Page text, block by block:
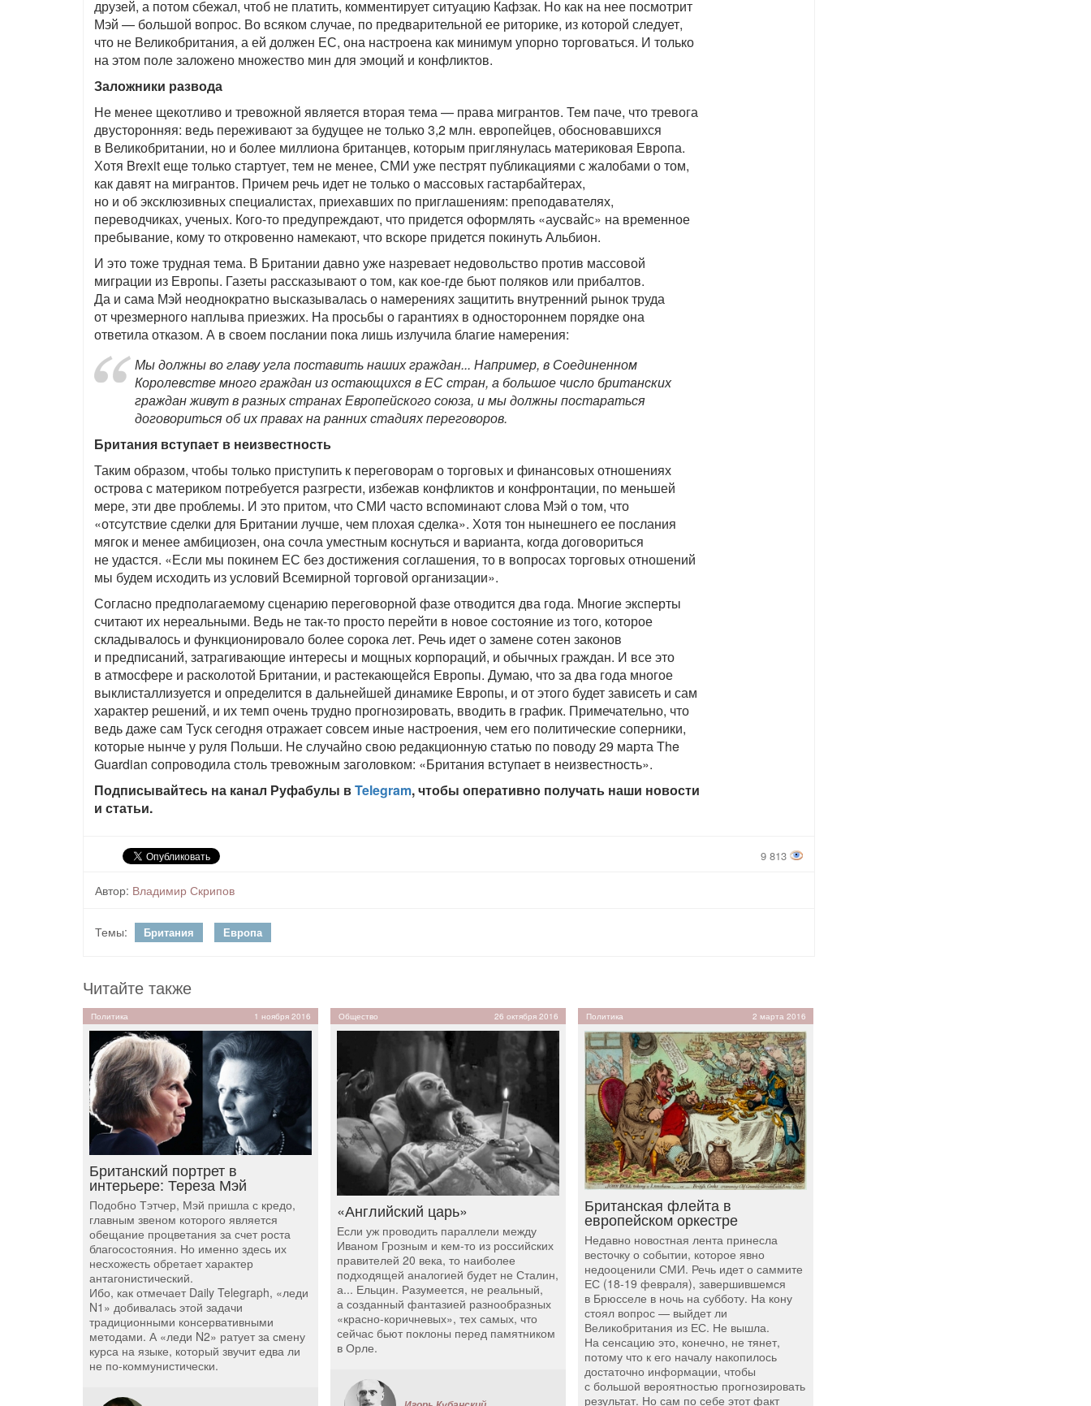
друзей, а потом сбежал, чтоб не платить, комментирует ситуацию Кафзак. Но как на нее посмотрит
Мэй — большой вопрос. Во всяком случае, по предварительной ее риторике, из которой следует,
что не Великобритания, а ей должен ЕС, она настроена как минимум упорно торговаться. И только
на этом поле заложено множество мин для эмоций и конфликтов.
Заложники развода
Не менее щекотливо и тревожной является вторая тема — права мигрантов. Тем паче, что тревога
двусторонняя: ведь переживают за будущее не только 3,2 млн. европейцев, обосновавшихся
в Великобритании, но и более миллиона британцев, которым приглянулась материковая Европа.
Хотя Brexit еще только стартует, тем не менее, СМИ уже пестрят публикациями с жалобами о том,
как давят на мигрантов. Причем речь идет не только о массовых гастарбайтерах,
но и об эксклюзивных специалистах, приехавших по приглашениям: преподавателях,
переводчиках, ученых. Кого-то предупреждают, что придется оформлять «аусвайс» на временное
пребывание, кому то откровенно намекают, что вскоре придется покинуть Альбион.
И это тоже трудная тема. В Британии давно уже назревает недовольство против массовой
миграции из Европы. Газеты рассказывают о том, как кое-где бьют поляков или прибалтов.
Да и сама Мэй неоднократно высказывалась о намерениях защитить внутренний рынок труда
от чрезмерного наплыва приезжих. На просьбы о гарантиях в одностороннем порядке она
ответила отказом. А в своем послании пока лишь излучила благие намерения:
Мы должны во главу угла поставить наших граждан... Например, в Соединенном
Королевстве много граждан из остающихся в ЕС стран, а большое число британских
граждан живут в разных странах Европейского союза, и мы должны постараться
договориться об их правах на ранних стадиях переговоров.
Британия вступает в неизвестность
Таким образом, чтобы только приступить к переговорам о торговых и финансовых отношениях
острова с материком потребуется разгрести, избежав конфликтов и конфронтации, по меньшей
мере, эти две проблемы. И это притом, что СМИ часто вспоминают слова Мэй о том, что
«отсутствие сделки для Британии лучше, чем плохая сделка». Хотя тон нынешнего ее послания
мягок и менее амбициозен, она сочла уместным коснуться и варианта, когда договориться
не удастся. «Если мы покинем ЕС без достижения соглашения, то в вопросах торговых отношений
мы будем исходить из условий Всемирной торговой организации».
Согласно предполагаемому сценарию переговорной фазе отводится два года. Многие эксперты
считают их нереальными. Ведь не так-то просто перейти в новое состояние из того, которое
складывалось и функционировало более сорока лет. Речь идет о замене сотен законов
и предписаний, затрагивающие интересы и мощных корпораций, и обычных граждан. И все это
в атмосфере и расколотой Британии, и растекающейся Европы. Думаю, что за два года многое
выклисталлизуется и определится в дальнейшей динамике Европы, и от этого будет зависеть и сам
характер решений, и их темп очень трудно прогнозировать, вводить в график. Примечательно, что
ведь даже сам Туск сегодня отражает совсем иные настроения, чем его политические соперники,
которые нынче у руля Польши. Не случайно свою редакционную статью по поводу 29 марта The
Guardian сопроводила столь тревожным заголовком: «Британия вступает в неизвестность».
Подписывайтесь на канал Руфабулы вTelegram, чтобы оперативно получать наши новости
и статьи.
9 813
Автор: Владимир Скрипов
Темы: Британия Европа
Читайте также
Политика 1 ноября 2016
Британский портрет в
интерьере: Тереза Мэй
Подобно Тэтчер, Мэй пришла с кредо,
главным звеном которого является
обещание процветания за счет роста
благосостояния. Но именно здесь их
несхожесть обретает характер
антагонистический.
Ибо, как отмечает Daily Telegraph, «леди
N1» добивалась этой задачи
традиционными консервативными
методами. А «леди N2» ратует за смену
курса на языке, который звучит едва ли
не по-коммунистически.
Общество 26 октября 2016
«Английский царь»
Если уж проводить параллели между
Иваном Грозным и кем-то из российских
правителей 20 века, то наиболее
подходящей аналогией будет не Сталин,
а... Ельцин. Разумеется, не реальный,
а созданный фантазией разнообразных
«красно-коричневых», тех самых, что
сейчас бьют поклоны перед памятником
в Орле.
Политика 2 марта 2016
Британская флейта в
европейском оркестре
Недавно новостная лента принесла
весточку о событии, которое явно
недооценили СМИ. Речь идет о саммите
ЕС (18-19 февраля), завершившемся
в Брюсселе в ночь на субботу. На кону
стоял вопрос — выйдет ли
Великобритания из ЕС. Не вышла.
На сенсацию это, конечно, не тянет,
потому что к его началу накопилось
достаточно информации, чтобы
с большой вероятностью прогнозировать
результат. Но сам по себе этот факт